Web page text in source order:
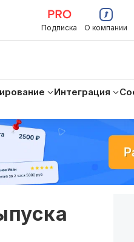
Подписка О компании
Интеграция